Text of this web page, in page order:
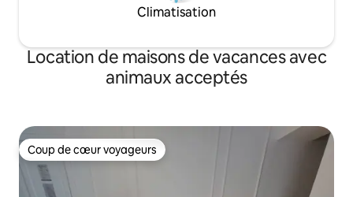
Climatisation
Location de maisons de vacances avec
animaux acceptés
Coup de cœur voyageurs
Coup de cœur voyageurs